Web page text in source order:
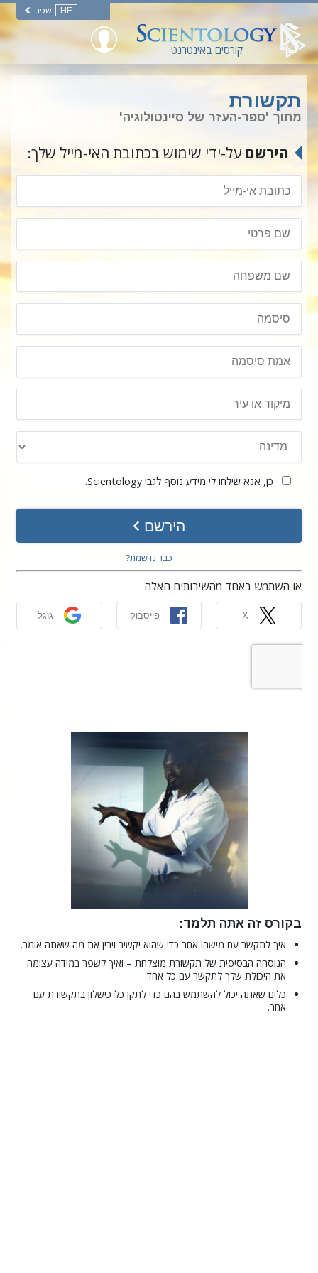
HE שפה
קורסים באינטרנט
תקשורת
מתוך 'ספר-העזר של סיינטולוגיה'
הירשם על-ידי שימוש בכתובת האי-מייל שלך:
כן, אנא שילחו לי מידע נוסף לגבי Scientology.
הירשם
כבר נרשמת?
או השתמש באחד מהשירותים האלה
X פייסבוק גוגל
בקורס זה אתה תלמד:
איך לתקשר עם מישהו אחר כדי שהוא יקשיב ויבין את מה שאתה אומר.
הנוסחה הבסיסית של תקשורת מוצלחת – ואיך לשפר במידה עצומה
את היכולת שלך לתקשר עם כל אחד.
כלים שאתה יכול להשתמש בהם כדי לתקן כל כישלון בתקשורת עם
אחר.